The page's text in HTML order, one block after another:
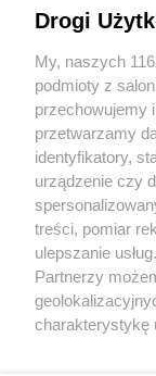
Sport
Kultura
X
Drogi
My, naszych
podmioty z
przechowujemy
przetwarzamy
identyfikatory,
urządzenie czy
treści, pomiar
ulepszanie
Partnerzy
charakterystykę